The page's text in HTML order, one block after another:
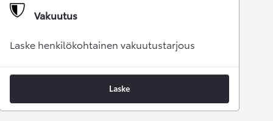
Vakuutus
Laske henkilökohtainen vakuutustarjous
Laske